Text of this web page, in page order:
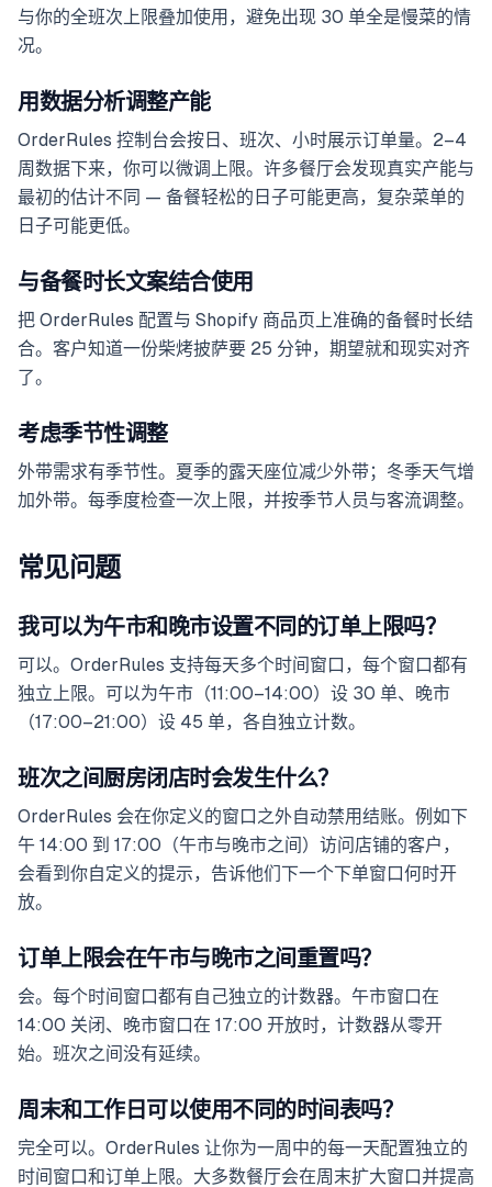
与你的全班次上限叠加使用，避免出现 30 单全是慢菜的情
况。
用数据分析调整产能
OrderRules 控制台会按日、班次、小时展示订单量。2–4
周数据下来，你可以微调上限。许多餐厅会发现真实产能与
最初的估计不同 — 备餐轻松的日子可能更高，复杂菜单的
日子可能更低。
与备餐时长文案结合使用
把 OrderRules 配置与 Shopify 商品页上准确的备餐时长结
合。客户知道一份柴烤披萨要 25 分钟，期望就和现实对齐
了。
考虑季节性调整
外带需求有季节性。夏季的露天座位减少外带；冬季天气增
加外带。每季度检查一次上限，并按季节人员与客流调整。
常见问题
我可以为午市和晚市设置不同的订单上限吗？
可以。OrderRules 支持每天多个时间窗口，每个窗口都有
独立上限。可以为午市（11:00–14:00）设 30 单、晚市
（17:00–21:00）设 45 单，各自独立计数。
班次之间厨房闭店时会发生什么？
OrderRules 会在你定义的窗口之外自动禁用结账。例如下
午 14:00 到 17:00（午市与晚市之间）访问店铺的客户，
会看到你自定义的提示，告诉他们下一个下单窗口何时开
放。
订单上限会在午市与晚市之间重置吗？
会。每个时间窗口都有自己独立的计数器。午市窗口在
14:00 关闭、晚市窗口在 17:00 开放时，计数器从零开
始。班次之间没有延续。
周末和工作日可以使用不同的时间表吗？
完全可以。OrderRules 让你为一周中的每一天配置独立的
时间窗口和订单上限。大多数餐厅会在周末扩大窗口并提高